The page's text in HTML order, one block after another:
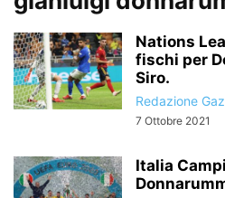
Nations
fischi per
Siro.
Redazione
7 Ottobre 2021
Italia